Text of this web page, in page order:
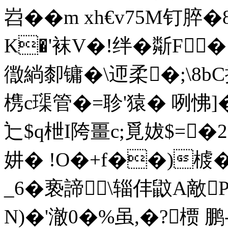
岧��m xh€v75M钉脺
K�'袜V�!绊�斴
徾緔厀镛�\迊柔
槜c璖管�=聄'猿� 咧
辷$q枻I陓畺c;覓妭
妌� !O�+f��)榩�
_6�亵諦\辎仹鼤A
N)�'澈0�%虽,�?槚 鹏-